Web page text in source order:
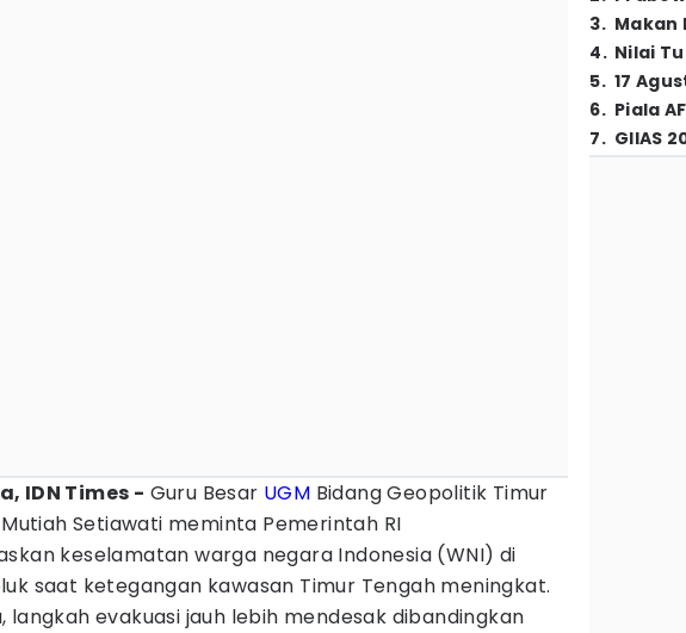
IDN Times - Guru Besar UGM Bidang Geopolitik Timur
Mutiah Setiawati meminta Pemerintah RI
keselamatan warga negara Indonesia (WNI) di
saat ketegangan kawasan Timur Tengah meningkat.
langkah evakuasi jauh lebih mendesak dibandingkan
3. Makan
4. Nilai
5. 17
6. Piala
7. GIIAS